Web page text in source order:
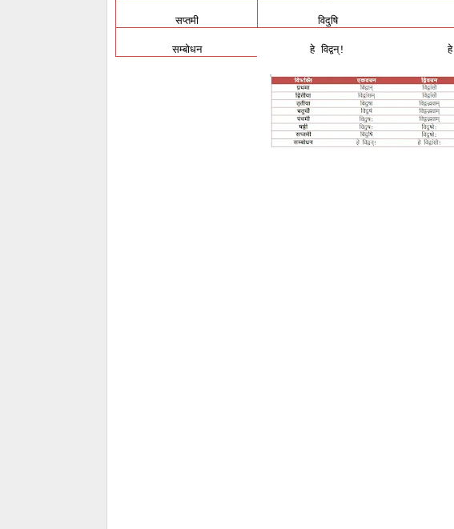
सप्तमी
विदुषि
सम्बोधन
हे विद्वन्! हे